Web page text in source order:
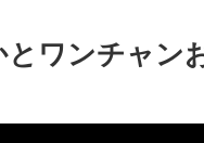
ワンチャン